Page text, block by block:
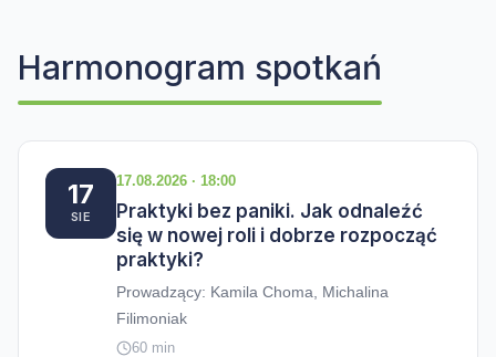
Harmonogram spotkań
17
SIE
17.08.2026 · 18:00
Praktyki bez paniki. Jak odnaleźć
się w nowej roli i dobrze rozpocząć
praktyki?
Prowadzący: Kamila Choma, Michalina
Filimoniak
60 min